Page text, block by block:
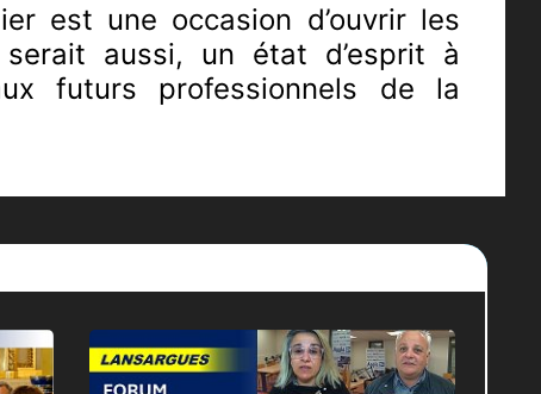
est une occasion d’ouvrir les
aussi, un état d’esprit à
futurs professionnels de la